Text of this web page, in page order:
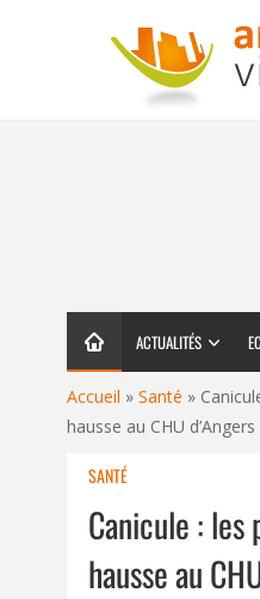
ACTUALITÉS
Accueil » Santé »
hausse au CHU d’Angers
SANTÉ
Canicule : les
hausse au